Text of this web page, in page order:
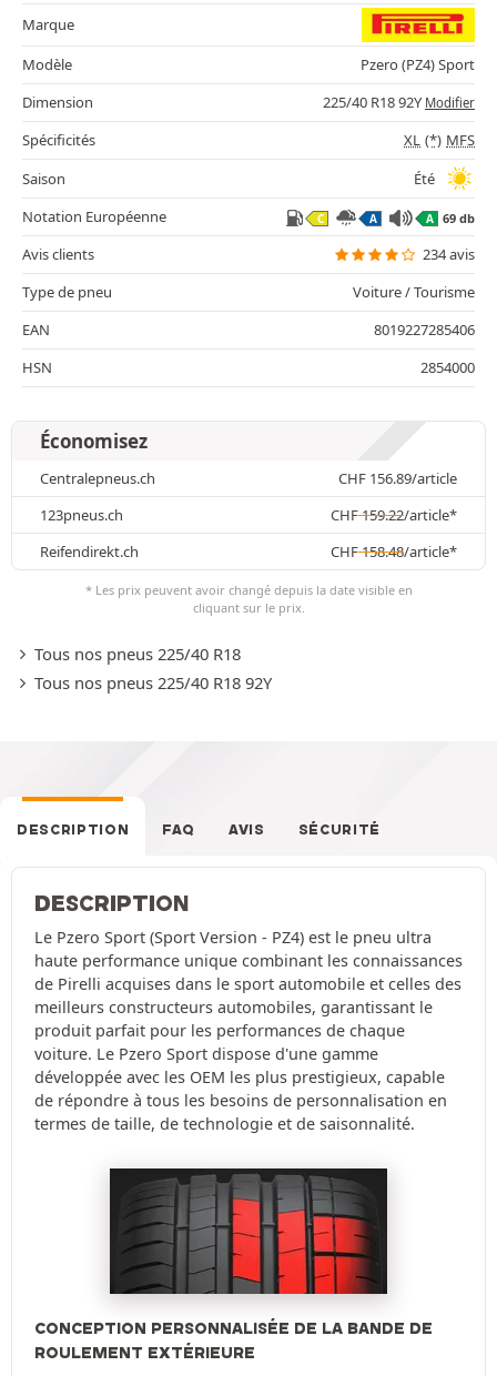
Marque
Modèle
Pzero (PZ4) Sport
Dimension
225/40 R18 92Y Modifier
Spécificités XL (*) MFS
Saison
Été
Notation Européenne
C A A 69 db
Avis clients
234 avis
Type de pneu
Voiture / Tourisme
EAN
8019227285406
HSN
2854000
Économisez
Centralepneus.ch CHF 156.89/article
123pneus.ch
CHF159.22/article*
Reifendirekt.ch
CHF158.48/article*
* Les prix peuvent avoir changé depuis la date visible en
cliquant sur le prix.
Tous nos pneus 225/40 R18
Tous nos pneus 225/40 R18 92Y
DESCRIPTION FAQ AVIS SÉCURITÉ
DESCRIPTION
Le Pzero Sport (Sport Version - PZ4) est le pneu ultra
haute performance unique combinant les connaissances
de Pirelli acquises dans le sport automobile et celles des
meilleurs constructeurs automobiles, garantissant le
produit parfait pour les performances de chaque
voiture. Le Pzero Sport dispose d'une gamme
développée avec les OEM les plus prestigieux, capable
de répondre à tous les besoins de personnalisation en
termes de taille, de technologie et de saisonnalité.
CONCEPTION PERSONNALISÉE DE LA BANDE DE
ROULEMENT EXTÉRIEURE